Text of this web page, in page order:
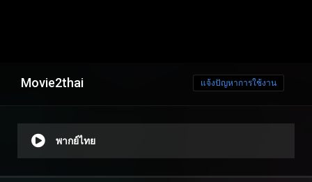
Movie2thai แจ้งปัญหาการใช้งาน
พากย์ไทย